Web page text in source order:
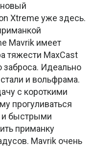
Xtreme уже здесь.
Mavrik имеет
тяжести MaxCast
заброса. Идеально
и вольфрама.
с короткими
прогуливаться
и быстрыми
приманку
Mavrik очень